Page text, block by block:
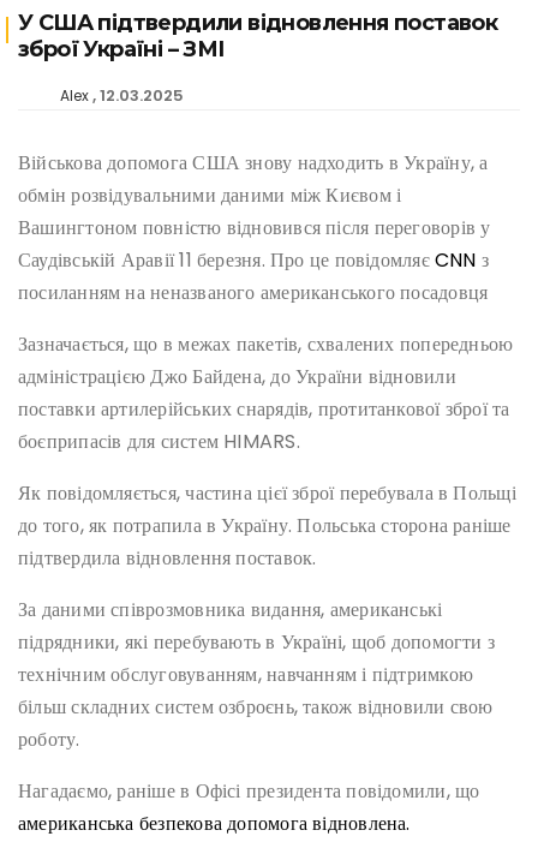
У США підтвердили відновлення поставок
зброї Україні – ЗМІ
Alex 12.03.2025
Військова допомога США знову надходить в Україну, а
обмін розвідувальними даними між Києвом і
Вашингтоном повністю відновився після переговорів у
Саудівській Аравії 11 березня. Про це повідомляєCNN з
посиланням на неназваного американського посадовця
Зазначається, що в межах пакетів, схвалених попередньою
адміністрацією Джо Байдена, до України відновили
поставки артилерійських снарядів, протитанкової зброї та
боєприпасів для систем HIMARS.
Як повідомляється, частина цієї зброї перебувала в Польщі
до того, як потрапила в Україну. Польська сторона раніше
підтвердила відновлення поставок.
За даними співрозмовника видання, американські
підрядники, які перебувають в Україні, щоб допомогти з
технічним обслуговуванням, навчанням і підтримкою
більш складних систем озброєнь, також відновили свою
роботу.
Нагадаємо, раніше в Офісі президента повідомили, що
американська безпекова допомога відновлена.